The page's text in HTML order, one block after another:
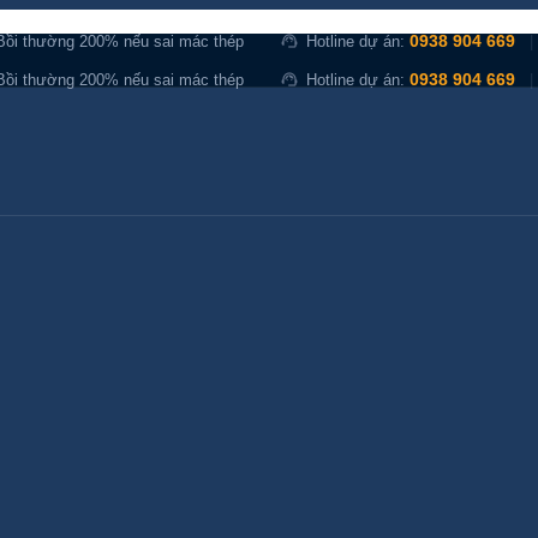
thường 200% nếu sai mác thép support_agent Hotline dự án: 0938 904 669 |
thường 200% nếu sai mác thép support_agent Hotline dự án: 0938 904 669 |